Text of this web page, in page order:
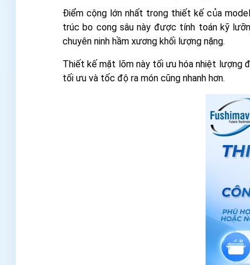
Điểm cộng lớn nhất trong thiết kế của
trúc bo cong sâu này được tính toán kỹ
chuyên ninh hầm xương khối lượng nặng.
Thiết kế mặt lõm này tối ưu hóa nhiệt lượng
tối ưu và tốc độ ra món cũng nhanh hơn.